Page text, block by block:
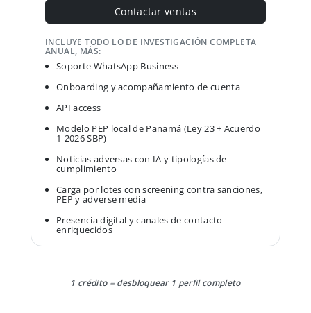
Contactar ventas
INCLUYE TODO LO DE INVESTIGACIÓN COMPLETA
ANUAL, MÁS:
Soporte WhatsApp Business
Onboarding y acompañamiento de cuenta
API access
Modelo PEP local de Panamá (Ley 23 + Acuerdo
1-2026 SBP)
Noticias adversas con IA y tipologías de
cumplimiento
Carga por lotes con screening contra sanciones,
PEP y adverse media
Presencia digital y canales de contacto
enriquecidos
1 crédito = desbloquear 1 perfil completo